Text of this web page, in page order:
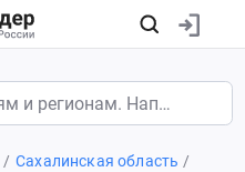
Сахалинская область